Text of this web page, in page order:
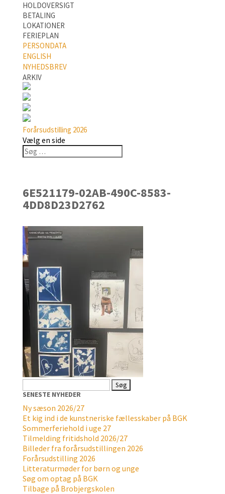
HOLDOVERSIGT
BETALING
LOKATIONER
FERIEPLAN
PERSONDATA
ENGLISH
NYHEDSBREV
ARKIV
Forårsudstilling 2026
Vælg en side
6E521179-02AB-490C-8583-
4DD8D23D2762
efter:
SENESTE NYHEDER
Ny sæson 2026/27
Et kig ind i de kunstneriske fællesskaber på BGK
Sommerferiehold i uge 27
Tilmelding fritidshold 2026/27
Billeder fra forårsudstillingen 2026
Forårsudstilling 2026
Litteraturmøder for børn og unge
Søg om optag på BGK
Tilbage på Brobjergskolen